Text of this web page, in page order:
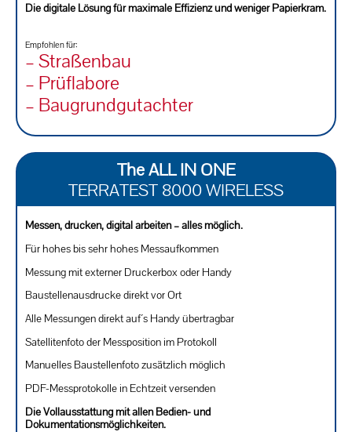
Die digitale Lösung für maximale Effizienz und weniger Papierkram.
Empfohlen für:
– Straßenbau
– Prüflabore
– Baugrundgutachter
The ALL IN ONE
TERRATEST 8000 WIRELESS
Messen, drucken, digital arbeiten – alles möglich.
Für hohes bis sehr hohes Messaufkommen
Messung mit externer Druckerbox oder Handy
Baustellenausdrucke direkt vor Ort
Alle Messungen direkt auf´s Handy übertragbar
Satellitenfoto der Messposition im Protokoll
Manuelles Baustellenfoto zusätzlich möglich
PDF-Messprotokolle in Echtzeit versenden
Die Vollausstattung mit allen Bedien- und
Dokumentationsmöglichkeiten.